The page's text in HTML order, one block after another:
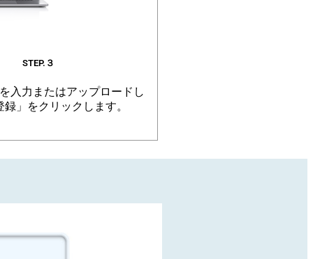
STEP.３
入力またはアップロードし
」をクリックします。